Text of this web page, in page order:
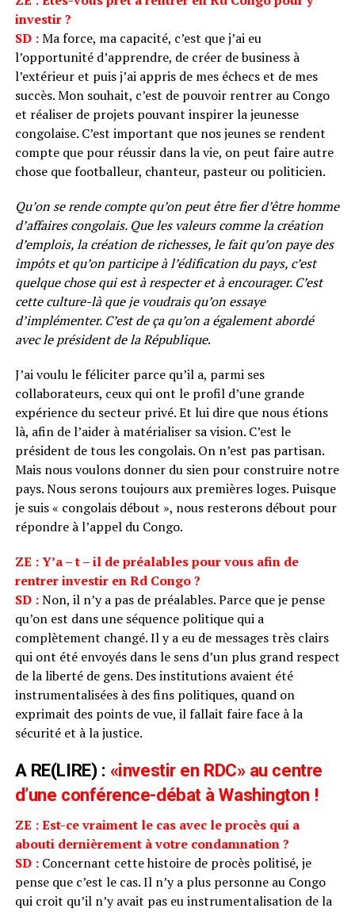
investir ?
SD :Ma force, ma capacité, c’est que j’ai eu
l’opportunité d’apprendre, de créer de business à
l’extérieur et puis j’ai appris de mes échecs et de mes
succès. Mon souhait, c’est de pouvoir rentrer au Congo
et réaliser de projets pouvant inspirer la jeunesse
congolaise. C’est important que nos jeunes se rendent
compte que pour réussir dans la vie, on peut faire autre
chose que footballeur, chanteur, pasteur ou politicien.
Qu’on se rende compte qu’on peut être fier d’être homme
d’affaires congolais. Que les valeurs comme la création
d’emplois, la création de richesses, le fait qu’on paye des
impôts et qu’on participe à l’édification du pays, c’est
quelque chose qui est à respecter et à encourager. C’est
cette culture-là que je voudrais qu’on essaye
d’implémenter. C’est de ça qu’on a également abordé
avec le président de la République.
J’ai voulu le féliciter parce qu’il a, parmi ses
collaborateurs, ceux qui ont le profil d’une grande
expérience du secteur privé. Et lui dire que nous étions
là, afin de l’aider à matérialiser sa vision. C’est le
président de tous les congolais. On n’est pas partisan.
Mais nous voulons donner du sien pour construire notre
pays. Nous serons toujours aux premières loges. Puisque
je suis « congolais débout », nous resterons débout pour
répondre à l’appel du Congo.
ZE : Y’a – t – il de préalables pour vous afin de
rentrer investir en Rd Congo ?
SD :Non, il n’y a pas de préalables. Parce que je pense
qu’on est dans une séquence politique qui a
complètement changé. Il y a eu de messages très clairs
qui ont été envoyés dans le sens d’un plus grand respect
de la liberté de gens. Des institutions avaient été
instrumentalisées à des fins politiques, quand on
exprimait des points de vue, il fallait faire face à la
sécurité et à la justice.
A RE(LIRE) : «investir en RDC» au centre
d’une conférence-débat à Washington !
ZE : Est-ce vraiment le cas avec le procès qui a
abouti dernièrement à votre condamnation ?
SD :Concernant cette histoire de procès politisé, je
pense que c’est le cas. Il n’y a plus personne au Congo
qui croit qu’il n’y avait pas eu instrumentalisation de la